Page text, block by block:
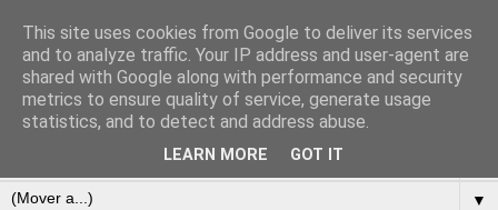
subtexto.es
—Escritos de José Ramón Otero Roko—
▼
This site uses cookies from Google to deliver its services
and to analyze traffic. Your IP address and user-agent are
shared with Google along with performance and security
metrics to ensure quality of service, generate usage
statistics, and to detect and address abuse.
LEARN MORE GOT IT